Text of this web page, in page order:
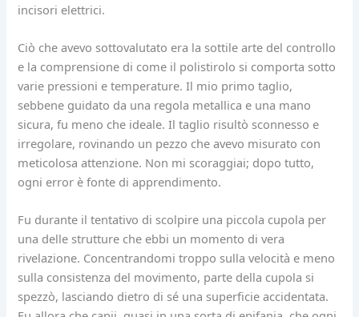
incisori elettrici.
Ciò che avevo sottovalutato era la sottile arte del controllo
e la comprensione di come il polistirolo si comporta sotto
varie pressioni e temperature. Il mio primo taglio,
sebbene guidato da una regola metallica e una mano
sicura, fu meno che ideale. Il taglio risultò sconnesso e
irregolare, rovinando un pezzo che avevo misurato con
meticolosa attenzione. Non mi scoraggiai; dopo tutto,
ogni error è fonte di apprendimento.
Fu durante il tentativo di scolpire una piccola cupola per
una delle strutture che ebbi un momento di vera
rivelazione. Concentrandomi troppo sulla velocità e meno
sulla consistenza del movimento, parte della cupola si
spezzò, lasciando dietro di sé una superficie accidentata.